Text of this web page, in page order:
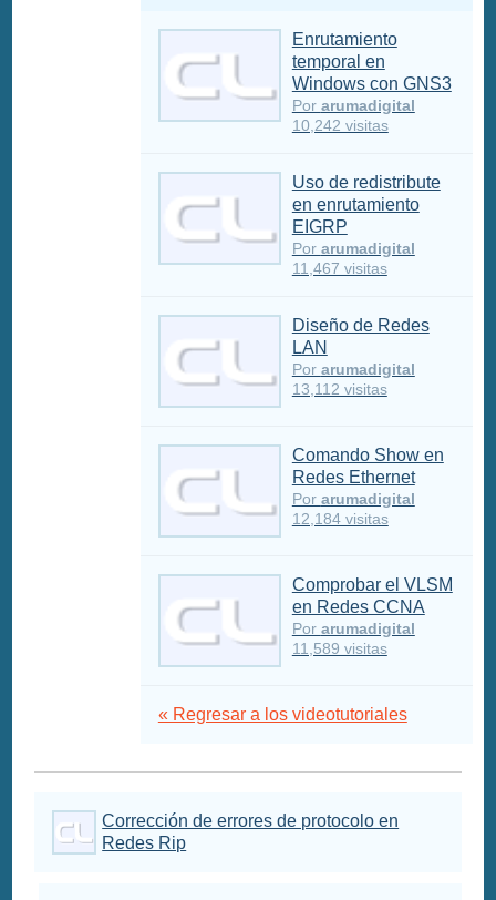
Enrutamiento
temporal en
Windows con GNS3
Por arumadigital
10,242 visitas
Uso de redistribute
en enrutamiento
EIGRP
Por arumadigital
11,467 visitas
Diseño de Redes
LAN
Por arumadigital
13,112 visitas
Comando Show en
Redes Ethernet
Por arumadigital
12,184 visitas
Comprobar el VLSM
en Redes CCNA
Por arumadigital
11,589 visitas
« Regresar a los videotutoriales
Corrección de errores de protocolo en
Redes Rip